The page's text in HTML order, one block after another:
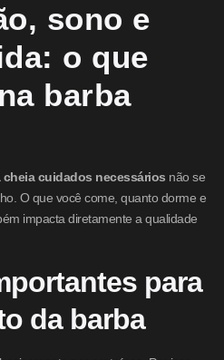
sono e
o que
barba
cheia cuidados necessários não se
O que você come, quanto dorme e
impacta diretamente a qualidade
para
da barba